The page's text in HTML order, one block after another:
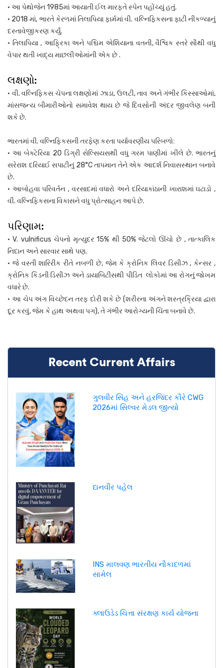
• આ પેથોજેન 1985માં આયાતી ઈલ મારફતે સ્પેન પહોંચ્યું હતું.
• 2018 માં, ભારતે કેરળમાં તિલાપિયા ફાર્મમાં વી. વલ્નિફિકસના ફાટી નીકળ્યાનું
દસ્તાવેજીકરણ કર્યું.
• તિલાપિયા , આફ્રિકા અને પશ્ચિમ એશિયાના વતની, વૈશ્વિક સ્તરે સૌથી વધુ
વેપાર થતી ખાદ્ય માછલીઓમાંની એક છે .
લક્ષણો:
• વી. વલ્નિફિકસ ચેપના લક્ષણોમાં ઝાડા, ઉલટી, તાવ અને ગંભીર કિસ્સાઓમાં,
માંસજન્ય બીમારીઓનો સમાવેશ થાય છે જે દિવસોની અંદર જીવલેણ બની
શકે છે.
ભારતમાં વી. વલ્નિફિકસની તરફેણ કરતા પર્યાવરણીય પરિબળો:
• આ બેક્ટેરિયા 20 ડિગ્રી સેલ્સિયસથી વધુ ગરમ પાણીમાં ખીલે છે. ભારતનું
સરેરાશ દરિયાઈ સપાટીનું 28°C તાપમાન તેને એક આદર્શ નિવાસસ્થાન બનાવે
છે.
• આબોહવા પરિવર્તન , વરસાદમાં વધારો અને દરિયાકાંઠાની ખારાશમાં ઘટાડો ,
વી. વલ્નિફિકસના વિકાસને વધુ પ્રોત્સાહન આપે છે.
પરિણામ:
• V. vulnificus ચેપનો મૃત્યુદર 15% થી 50% જેટલો ઊંચો છે , તાત્કાલિક
નિદાન અને સારવાર સાથે પણ.
• જે વસ્તી શારિરીક રીતે નબળી છે, જેમ કે ક્રોનિક લિવર ડિસીઝ , કેન્સર ,
ક્રોનિક કિડની ડિસીઝ અને ડાયાબિટીસથી પીડિત લોકોમાં આ રોગનું જોખમ
વધારે છે.
• આ ચેપ અંગ વિચ્છેદન તરફ દોરી શકે છે (શરીરના અંગને શસ્ત્રક્રિયા દ્વારા
દૂર કરવું, જેમ કે હાથ અથવા પગ), તે ગંભીર આરોગ્યની ચિંતા બનાવે છે.
Recent Current Affairs
ગુલવીર સિંહ અને હરજિંદર કૌરે CWG
2026માં સિલ્વર મેડલ જીત્યો
દાનવીર પહેલ
INS માલવણ ભારતીય નૌકાદળમાં
સામેલ
ક્લાઉડેડ ચિત્તા સંરક્ષણ કાર્ય યોજના